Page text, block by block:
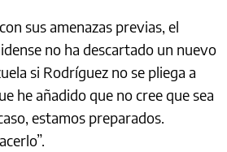
sus amenazas previas, el
no ha descartado un nuevo
si Rodríguez no se pliega a
he añadido que no cree que sea
estamos preparados.